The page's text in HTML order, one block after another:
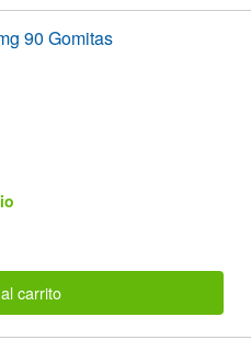
90 Gomitas
carrito